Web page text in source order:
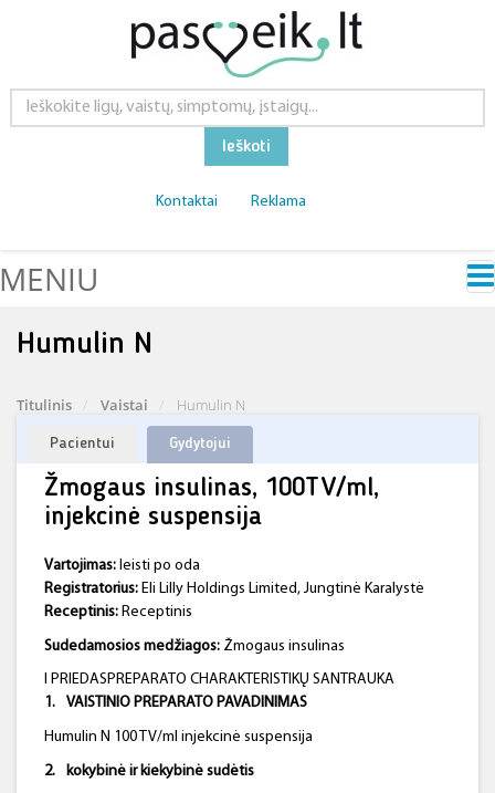
Ieškoti
Kontaktai Reklama
MENIU
Humulin N
Titulinis Vaistai Humulin N
Pacientui Gydytojui
Žmogaus insulinas, 100TV/ml,
injekcinė suspensija
Vartojimas: leisti po oda
Registratorius: Eli Lilly Holdings Limited, Jungtinė Karalystė
Receptinis: Receptinis
Sudedamosios medžiagos: Žmogaus insulinas
I PRIEDASPREPARATO CHARAKTERISTIKŲ SANTRAUKA
1.
VAISTINIO PREPARATO PAVADINIMAS
Humulin N 100 TV/ml injekcinė suspensija
2. kokybinė ir kiekybinė sudėtis